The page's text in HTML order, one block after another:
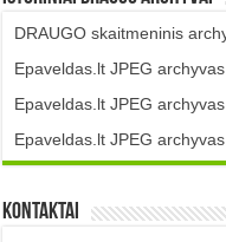
DRAUGO skaitmeninis
Epaveldas.lt JPEG
Epaveldas.lt JPEG
Epaveldas.lt JPEG
Kontaktai